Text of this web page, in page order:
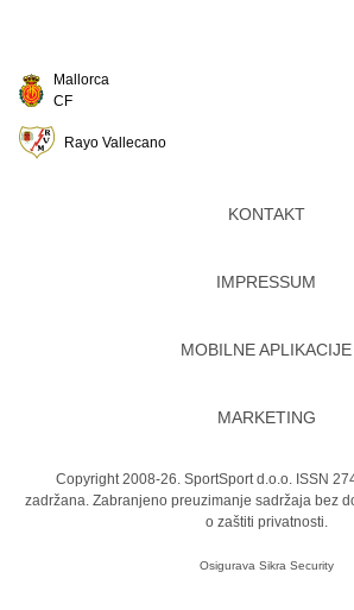
Mallorca
CF
Rayo Vallecano
KONTAKT
IMPRESSUM
MOBILNE APLIKACIJE
MARKETING
Copyright 2008-26. SportSport d.o.o. ISSN
zadržana. Zabranjeno preuzimanje sadržaja bez
o zaštiti privatnosti.
Osigurava Sikra Security